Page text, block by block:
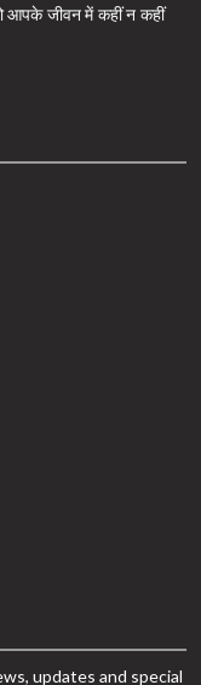
आपके जीवन में कहीं न कहीं
updates and special